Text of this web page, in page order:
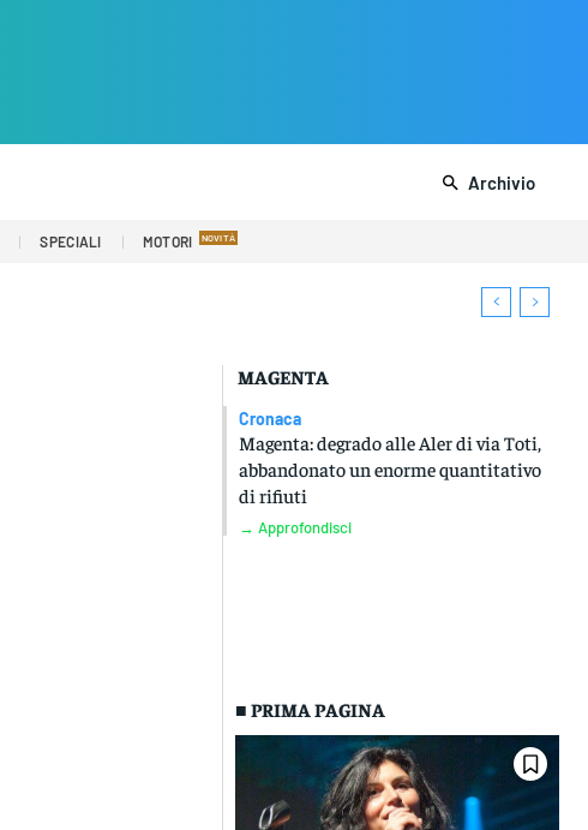
Archivio
SPECIALI MOTORI
MAGENTA
Cronaca
Magenta: degrado alle Aler di via Toti,
abbandonato un enorme quantitativo
di rifiuti
→ Approfondisci
■ PRIMA PAGINA